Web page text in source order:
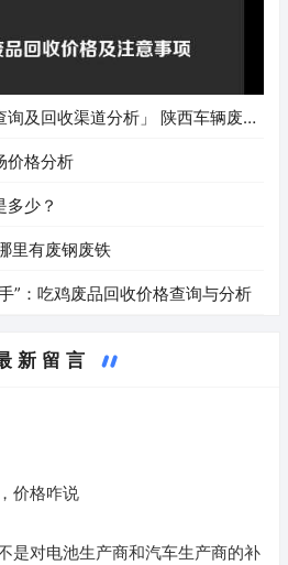
询及回收渠道分析」 陕西车辆废铁
价格分析
多少？
废钢废铁的去处 哪里有废钢废铁
”：吃鸡废品回收价格查询与分析
新留言
价格咋说
是对电池生产商和汽车生产商的补